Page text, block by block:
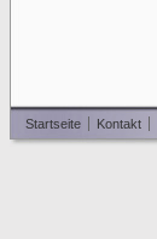
Startseite Kontakt